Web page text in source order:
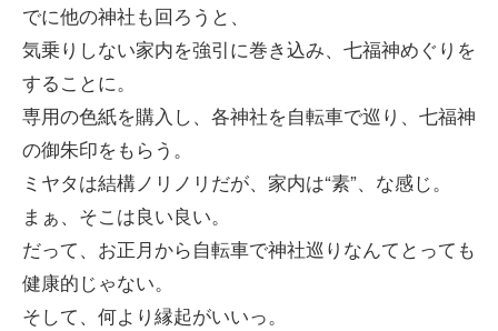
でに他の神社も回ろうと、
気乗りしない家内を強引に巻き込み、七福神めぐりを
することに。
専用の色紙を購入し、各神社を自転車で巡り、七福神
の御朱印をもらう。
ミヤタは結構ノリノリだが、家内は“素”、な感じ。
まぁ、そこは良い良い。
だって、お正月から自転車で神社巡りなんてとっても
健康的じゃない。
そして、何より縁起がいいっ。